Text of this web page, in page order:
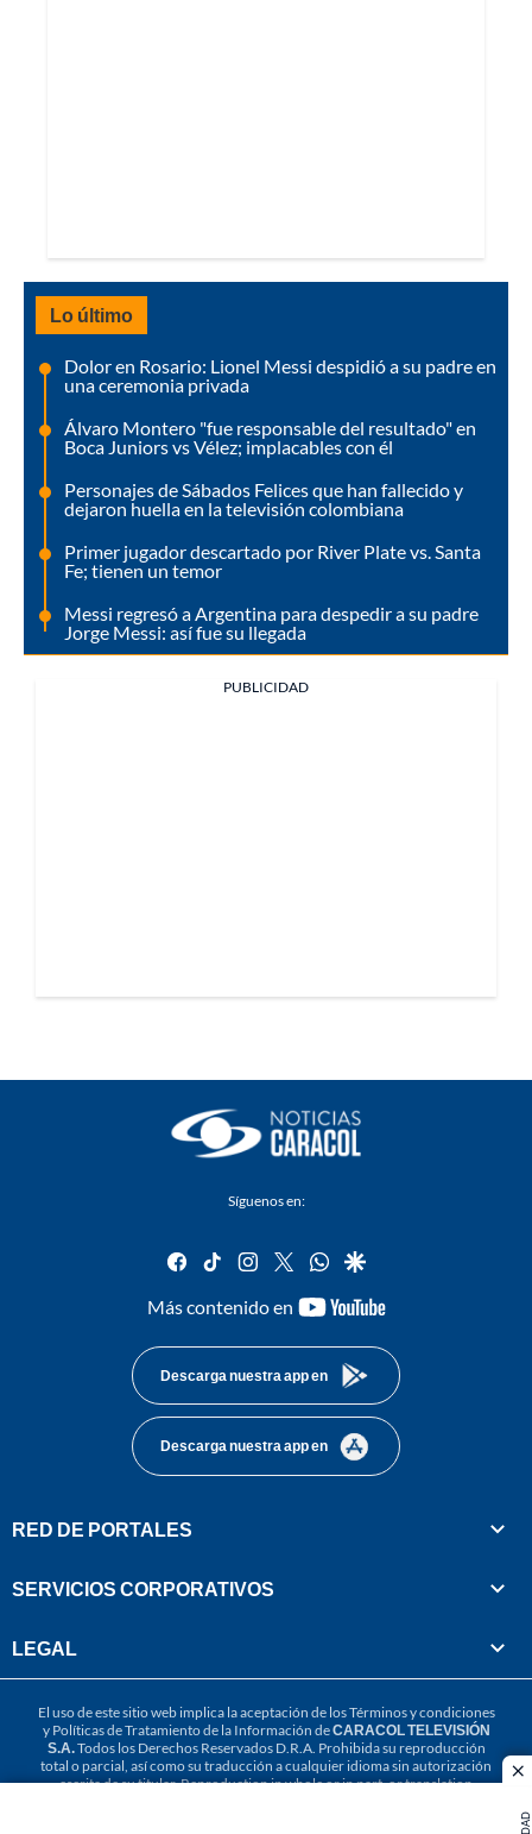
Lo último
Dolor en Rosario: Lionel Messi despidió a su padre en
una ceremonia privada
Álvaro Montero "fue responsable del resultado" en
Boca Juniors vs Vélez; implacables con él
Personajes de Sábados Felices que han fallecido y
dejaron huella en la televisión colombiana
Primer jugador descartado por River Plate vs. Santa
Fe; tienen un temor
Messi regresó a Argentina para despedir a su padre
Jorge Messi: así fue su llegada
PUBLICIDAD
Síguenos en:
facebook
tiktok instagram
twitterwhatsapp
google
Más contenido en
youtube-
Descarga nuestra app en
Descarga nuestra app en
RED DE PORTALES
SERVICIOS CORPORATIVOS
LEGAL
El uso de este sitio web implica la aceptación de losTérminos y condiciones
y Políticas de Tratamiento de la Información deCARACOL TELEVISIÓN
S.A.Todos los Derechos Reservados D.R.A. Prohibida su reproducción
total o parcial, así como su traducción a cualquier idioma sin autorización
escrita de su titular. Reproduction in whole or in part, or translation